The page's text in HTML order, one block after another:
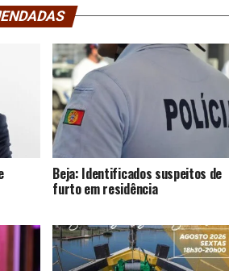
Beja: Identificados suspeitos de
furto em residência